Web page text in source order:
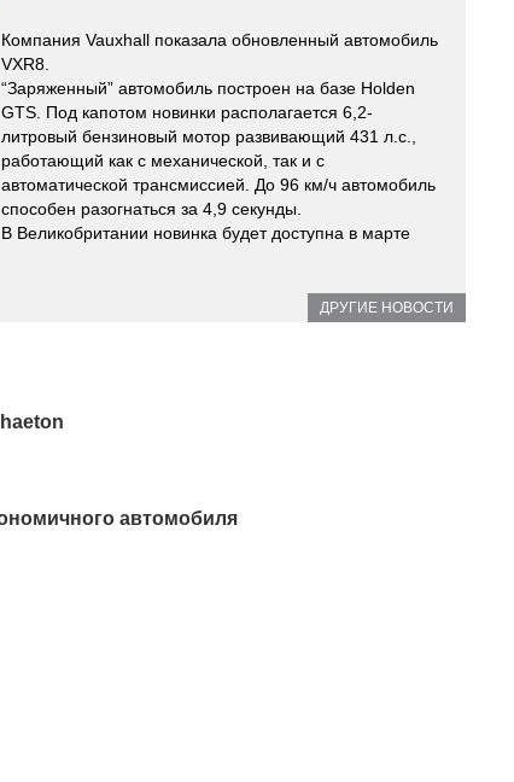
Компания Vauxhall показала обновленный автомобиль
VXR8.
“Заряженный” автомобиль построен на базе Holden
GTS. Под капотом новинки располагается 6,2-
литровый бензиновый мотор развивающий 431 л.с.,
работающий как с механической, так и с
автоматической трансмиссией. До 96 км/ч автомобиль
способен разогнаться за 4,9 секунды.
В Великобритании новинка будет доступна в марте
ДРУГИЕ НОВОСТИ
автомобиля